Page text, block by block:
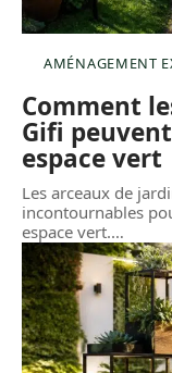
AMÉNAGEMENT
Comment
Gifi
espace vert
Les arceaux de
incontournables
espace vert.…